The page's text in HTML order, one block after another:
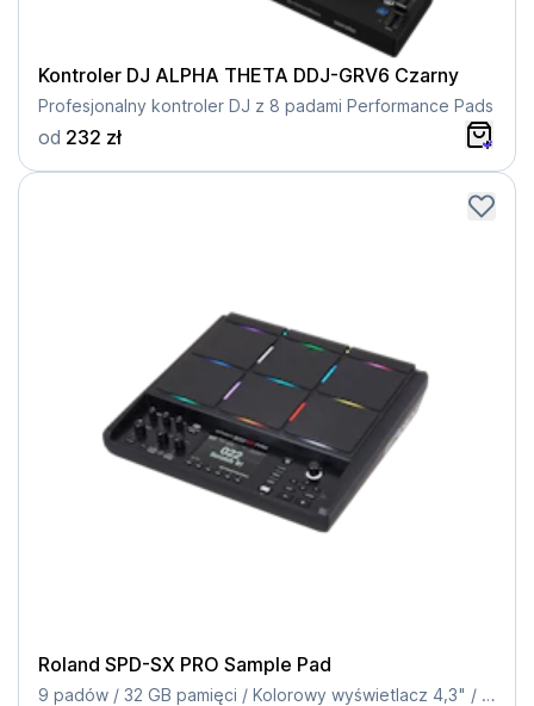
Kontroler DJ ALPHA THETA DDJ-GRV6 Czarny
Profesjonalny kontroler DJ z 8 padami Performance Pads
od 232 zł
Roland SPD-SX PRO Sample Pad
9 padów / 32 GB pamięci / Kolorowy wyświetlacz 4,3" / 4 równoległe efekty